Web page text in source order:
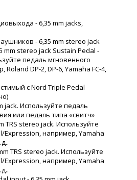
- 6,35 mm jacks,
- 6,35 mm stereo jack
mm stereo jack Sustain Pedal -
педаль мгновенного
DP-2, DP-6, Yamaha FC-4,
с Nord Triple Pedal
jack. Используйте педаль
или педаль типа «свитч»
TRS stereo jack. Используйте
Expression, например, Yamaha
TRS stereo jack. Используйте
Expression, например, Yamaha